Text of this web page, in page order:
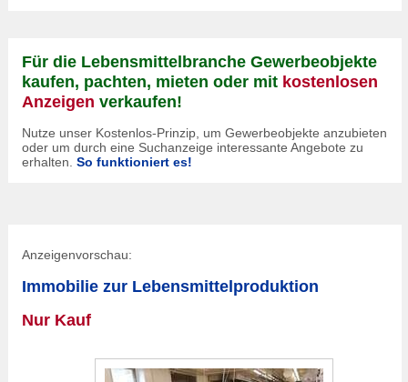
Für die Lebensmittelbranche Gewerbeobjekte
kaufen, pachten, mieten oder mit kostenlosen
Anzeigen verkaufen!
Nutze unser Kostenlos-Prinzip, um Gewerbeobjekte anzubieten
oder um durch eine Suchanzeige interessante Angebote zu
erhalten. So funktioniert es!
Anzeigenvorschau:
Immobilie zur Lebensmittelproduktion
Nur Kauf